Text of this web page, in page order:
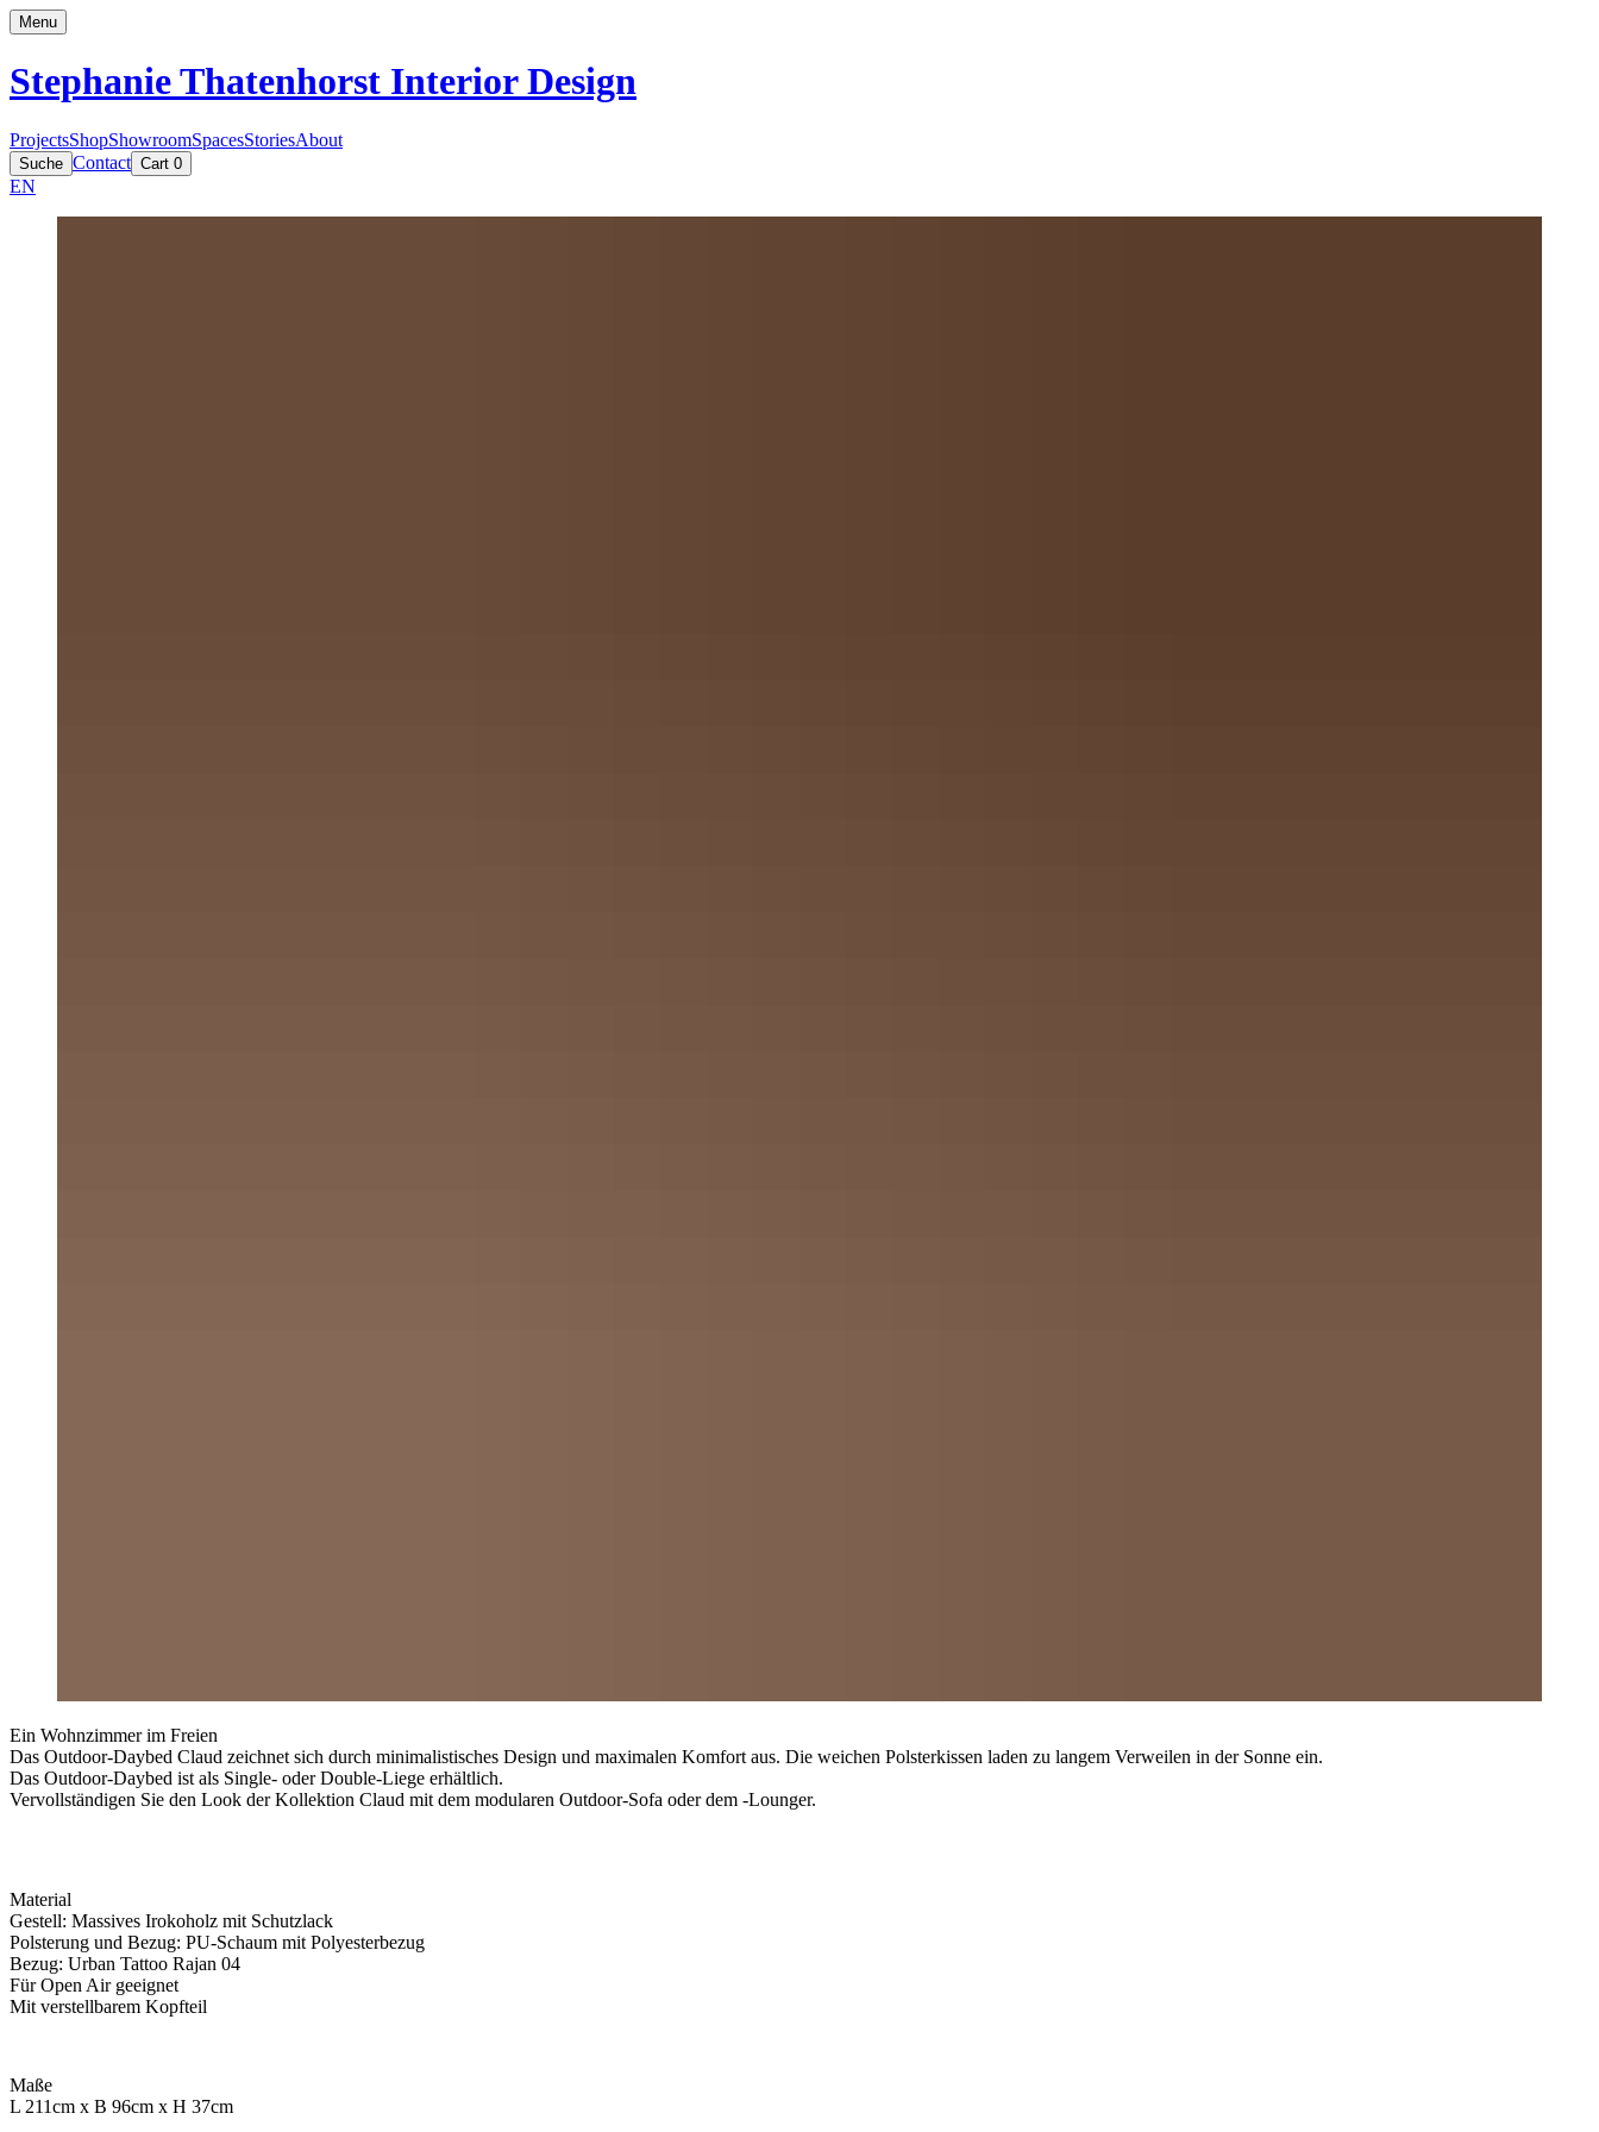
Menu
Stephanie Thatenhorst Interior Design
ProjectsShopShowroomSpacesStoriesAbout
Suche Contact Cart 0
EN
Ein Wohnzimmer im Freien
Das Outdoor-Daybed Claud zeichnet sich durch minimalistisches Design und maximalen Komfort aus. Die weichen Polsterkissen laden zu langem Verweilen in der Sonne ein.
Das Outdoor-Daybed ist als Single- oder Double-Liege erhältlich.
Vervollständigen Sie den Look der Kollektion Claud mit dem modularen Outdoor-Sofa oder dem -Lounger.
Material
Gestell: Massives Irokoholz mit Schutzlack
Polsterung und Bezug: PU-Schaum mit Polyesterbezug
Bezug: Urban Tattoo Rajan 04
Für Open Air geeignet
Mit verstellbarem Kopfteil
Maße
L 211cm x B 96cm x H 37cm